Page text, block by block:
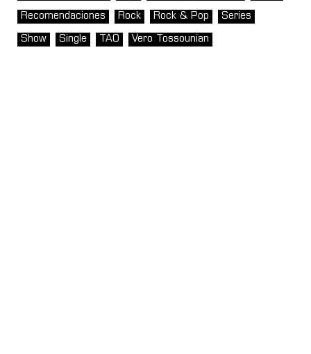
Recomendaciones Rock Rock & Pop Series
Show Single TAO Vero Tossounian